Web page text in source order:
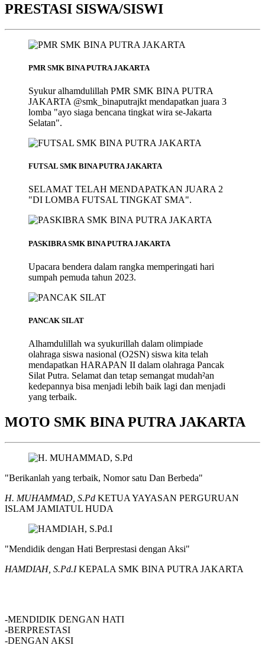
PRESTASI SISWA/SISWI
PMR SMK BINA PUTRA JAKARTA
Syukur alhamdulillah PMR SMK BINA PUTRA
JAKARTA @smk_binaputrajkt mendapatkan juara 3
lomba "ayo siaga bencana tingkat wira se-Jakarta
Selatan".
FUTSAL SMK BINA PUTRA JAKARTA
SELAMAT TELAH MENDAPATKAN JUARA 2
"DI LOMBA FUTSAL TINGKAT SMA".
PASKIBRA SMK BINA PUTRA JAKARTA
Upacara bendera dalam rangka memperingati hari
sumpah pemuda tahun 2023.
PANCAK SILAT
Alhamdulillah wa syukurillah dalam olimpiade
olahraga siswa nasional (O2SN) siswa kita telah
mendapatkan HARAPAN II dalam olahraga Pancak
Silat Putra. Selamat dan tetap semangat mudah²an
kedepannya bisa menjadi lebih baik lagi dan menjadi
yang terbaik.
MOTO SMK BINA PUTRA JAKARTA
"Berikanlah yang terbaik, Nomor satu Dan Berbeda"
H. MUHAMMAD, S.Pd KETUA YAYASAN PERGURUAN
ISLAM JAMIATUL HUDA
"Mendidik dengan Hati Berprestasi dengan Aksi"
HAMDIAH, S.Pd.IKEPALA SMK BINA PUTRA JAKARTA
-MENDIDIK DENGAN HATI
-BERPRESTASI
-DENGAN AKSI